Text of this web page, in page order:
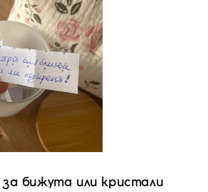
бижута или кристали